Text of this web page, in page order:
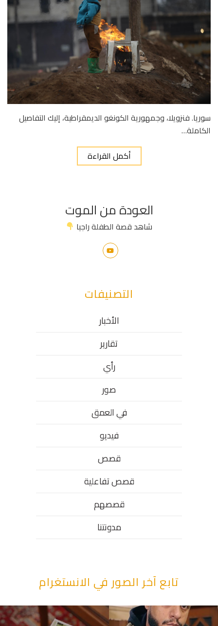
سوريا. فنزويلا، وجمهورية الكونغو الديمقراطية، إليك التفاصيل
الكاملة…
أكمل القراءة
العودة من الموت
شاهد قصة الطفلة راجيا
التصنيفات
الأخبار
تقارير
رأي
صور
في العمق
فيديو
قصص
قصص تفاعلية
قصصهم
مدونتنا
تابع آخر الصور في الانستغرام
“وقت بيمرق العيد.. ببكي.” ف